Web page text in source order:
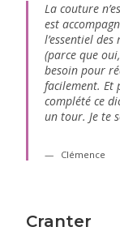
La couture
est
l’essentiel
(parce que
besoin pour
facilement. Et
complété ce
un tour. Je te
Clémence
Cranter